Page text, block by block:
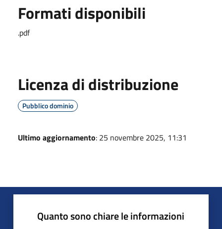
Formati disponibili
.pdf
Licenza di distribuzione
Pubblico dominio
Ultimo aggiornamento: 25 novembre 2025, 11:31
Quanto sono chiare le informazioni